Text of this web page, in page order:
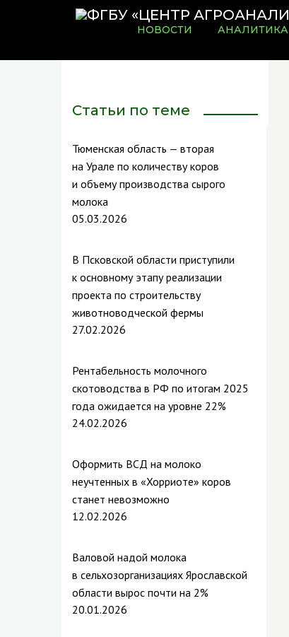
НОВОСТИ АНАЛИТИКА
Статьи по теме
Тюменская область — вторая
на Урале по количеству коров
и объему производства сырого
молока
05.03.2026
В Псковской области приступили
к основному этапу реализации
проекта по строительству
животноводческой фермы
27.02.2026
Рентабельность молочного
скотоводства в РФ по итогам 2025
года ожидается на уровне 22%
24.02.2026
Оформить ВСД на молоко
неучтенных в «Хорриоте» коров
станет невозможно
12.02.2026
Валовой надой молока
в сельхозорганизациях Ярославской
области вырос почти на 2%
20.01.2026